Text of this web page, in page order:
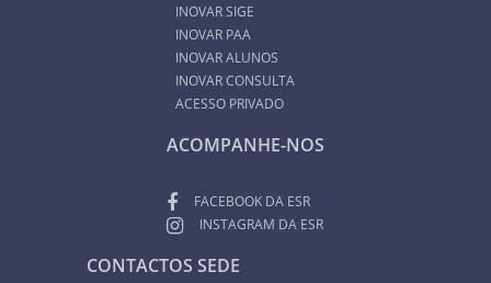
INOVAR SIGE
INOVAR PAA
INOVAR ALUNOS
INOVAR CONSULTA
ACESSO PRIVADO
ACOMPANHE-NOS
FACEBOOK DA ESR
INSTAGRAM DA ESR
CONTACTOS SEDE